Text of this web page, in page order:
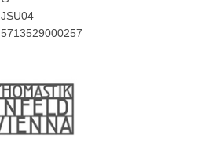
JSU04
5713529000257